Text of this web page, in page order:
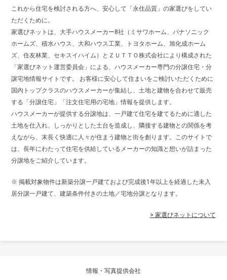
これから住宅を検討される方へ、安心して「永住品質」の家選びをしてい
ただくために。
家選びネットは、大手ハウスメーカー8社（ミサワホーム、パナソニック
ホームズ、積水ハウス、大和ハウス工業、トヨタホーム、旭化成ホーム
ズ、住友林業、セキスイハイム）とＺＵＴＴＯ株式会社により構成された
「家選びネット運営委員会」による、ハウスメーカー専門の分譲住宅・分
譲宅地情報サイトです。 お客様に安心して住まいをご検討いただくために
国内トップクラスのハウスメーカーが集結し、土地と建物を合わせて販売
する「分譲住宅」「注文住宅用の宅地」情報を提供します。
ハウスメーカーが提供する分譲地は、一戸建て住宅を建てるために適した
土地を仕入れ、しっかりとした土台を造成し、隣接する建物との関係を考
えながら、末長く快適に人々が住まう建物と街を創ります。このサイトで
は、長年にわたって住宅を供給しているメーカーの知識と想いが詰まった
分譲地をご紹介しています。
※ 掲載対象物件は新築分譲一戸建ておよび完成後1年以上を経過した未入
居分譲一戸建て、建築条件付きの土地／宅地分譲となります。
> 家選びネットについて
情報・写真提供会社